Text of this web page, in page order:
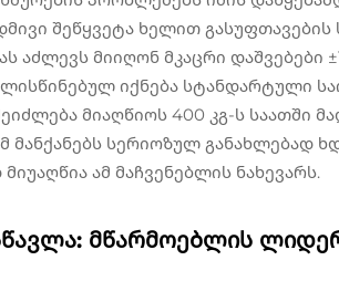
შეწყვეტა ხელით
აძლევს მიიღონ მკაცრი დაშვებები
იქნება სტანდარტული
მიაღწიოს 400 კგ-ს საათში
მანქანებს სერიოზულ განახლებად
ამ მაჩვენებლის ნახევარს.
მწარმოებლის